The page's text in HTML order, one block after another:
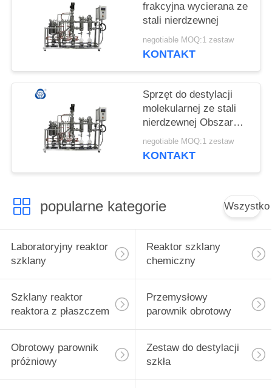
frakcyjna wycierana ze
stali nierdzewnej
negotiable MOQ:1 zestaw
KONTAKT
Sprzęt do destylacji
molekularnej ze stali
nierdzewnej Obszar
odparowywania Folia
CBD wymyta olejem
negotiable MOQ:1 zestaw
KONTAKT
popularne kategorie Wszystko
Laboratoryjny reaktor
szklany
Reaktor szklany
chemiczny
Szklany reaktor
reaktora z płaszczem
Przemysłowy
parownik obrotowy
Obrotowy parownik
próżniowy
Zestaw do destylacji
szkła